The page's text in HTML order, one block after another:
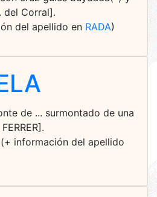
del Corral].
del apellido en RADA)
de ... surmontado de una
información del apellido